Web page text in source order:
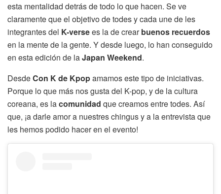
esta mentalidad detrás de todo lo que hacen. Se ve
claramente que el objetivo de todes y cada une de les
integrantes del K-versees la de crearbuenos recuerdos
en la mente de la gente. Y desde luego, lo han conseguido
en esta edición de laJapan Weekend.
DesdeCon K de Kpopamamos este tipo de iniciativas.
Porque lo que más nos gusta del K-pop, y de la cultura
coreana, es lacomunidad que creamos entre todes. Así
que, ¡a darle amor a nuestres chingus y a la entrevista que
les hemos podido hacer en el evento!